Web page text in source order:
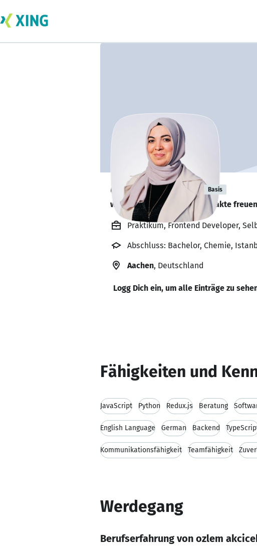
ozlem akcicek Basis
würde sich über soziale Kontakte
Praktikum, Frontend Developer,
Abschluss: Bachelor, Chemie,
Aachen, Deutschland
Logg Dich ein, um alle Einträge zu
Fähigkeiten und
JavaScript Python Redux.js Beratung
English Language German Backend
Kommunikationsfähigkeit Teamfähigkeit
Werdegang
Berufserfahrung von ozlem